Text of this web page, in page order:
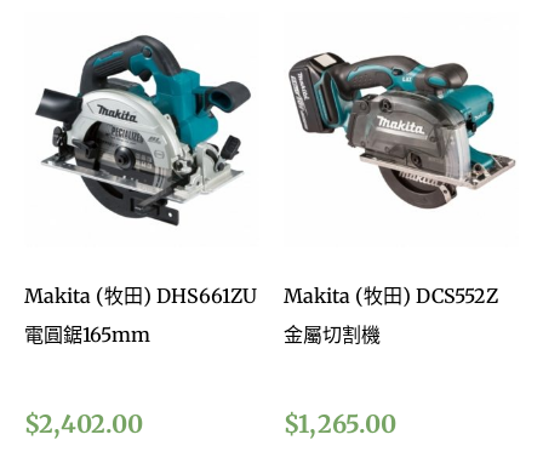
Makita (牧田) DHS661ZU
電圓鋸165mm
$2,402.00
Makita (牧田) DCS552Z
金屬切割機
$1,265.00